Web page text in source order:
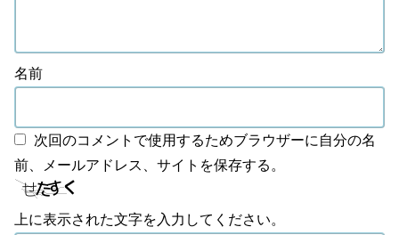
名前
次回のコメントで使用するためブラウザーに自分の名
前、メールアドレス、サイトを保存する。
上に表示された文字を入力してください。